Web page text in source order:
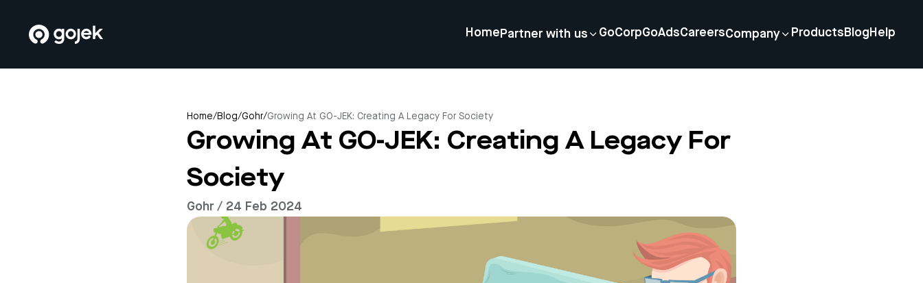
Home Partner with us GoCorpGoAdsCareersCompany Products Blog Help
Home/Blog/Gohr/Growing At GO-JEK: Creating A Legacy For Society
Growing At GO-JEK: Creating A Legacy For
Society
Gohr / 24 Feb 2024